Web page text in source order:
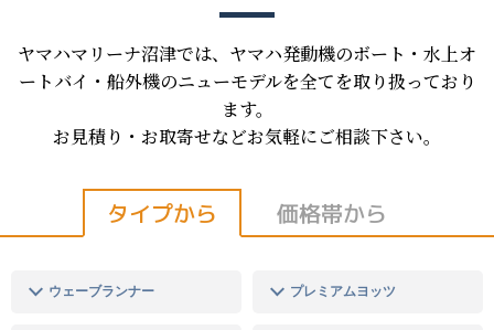
船舶免許
ブログ
ヤマハマリーナ沼津では、ヤマハ発動機のボート・水上オ
ートバイ・船外機のニューモデルを全てを取り扱っており
ます。
お見積り・お取寄せなどお気軽にご相談下さい。
タイプから 価格帯から
ウェーブランナー プレミアムヨッツ